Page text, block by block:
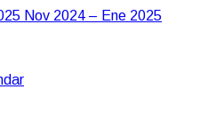
Nov 2024 – Ene 2025